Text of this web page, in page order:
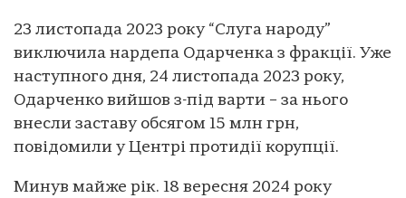
23 листопада 2023 року “Слуга народу”
виключила нардепа Одарченка з фракції. Уже
наступного дня, 24 листопада 2023 року,
Одарченко вийшов з-під варти – за нього
внесли заставу обсягом 15 млн грн,
повідомили у Центрі протидії корупції.
Минув майже рік. 18 вересня 2024 року